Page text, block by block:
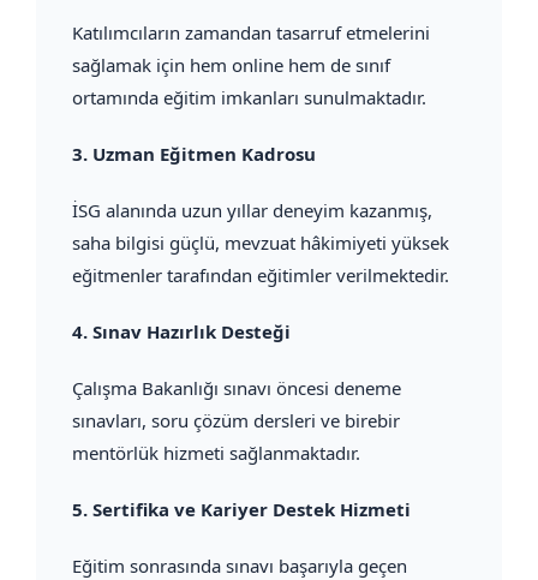
Katılımcıların zamandan tasarruf etmelerini
sağlamak için hem online hem de sınıf
ortamında eğitim imkanları sunulmaktadır.
3. Uzman Eğitmen Kadrosu
İSG alanında uzun yıllar deneyim kazanmış,
saha bilgisi güçlü, mevzuat hâkimiyeti yüksek
eğitmenler tarafından eğitimler verilmektedir.
4. Sınav Hazırlık Desteği
Çalışma Bakanlığı sınavı öncesi deneme
sınavları, soru çözüm dersleri ve birebir
mentörlük hizmeti sağlanmaktadır.
5. Sertifika ve Kariyer Destek Hizmeti
Eğitim sonrasında sınavı başarıyla geçen